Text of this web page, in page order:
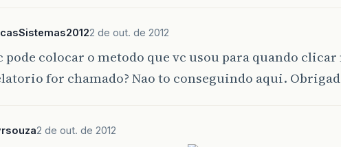
2 de out. de 2012
pode colocar o metodo que vc usou para quando clicar
for chamado? Nao to conseguindo aqui.
2 de out. de 2012